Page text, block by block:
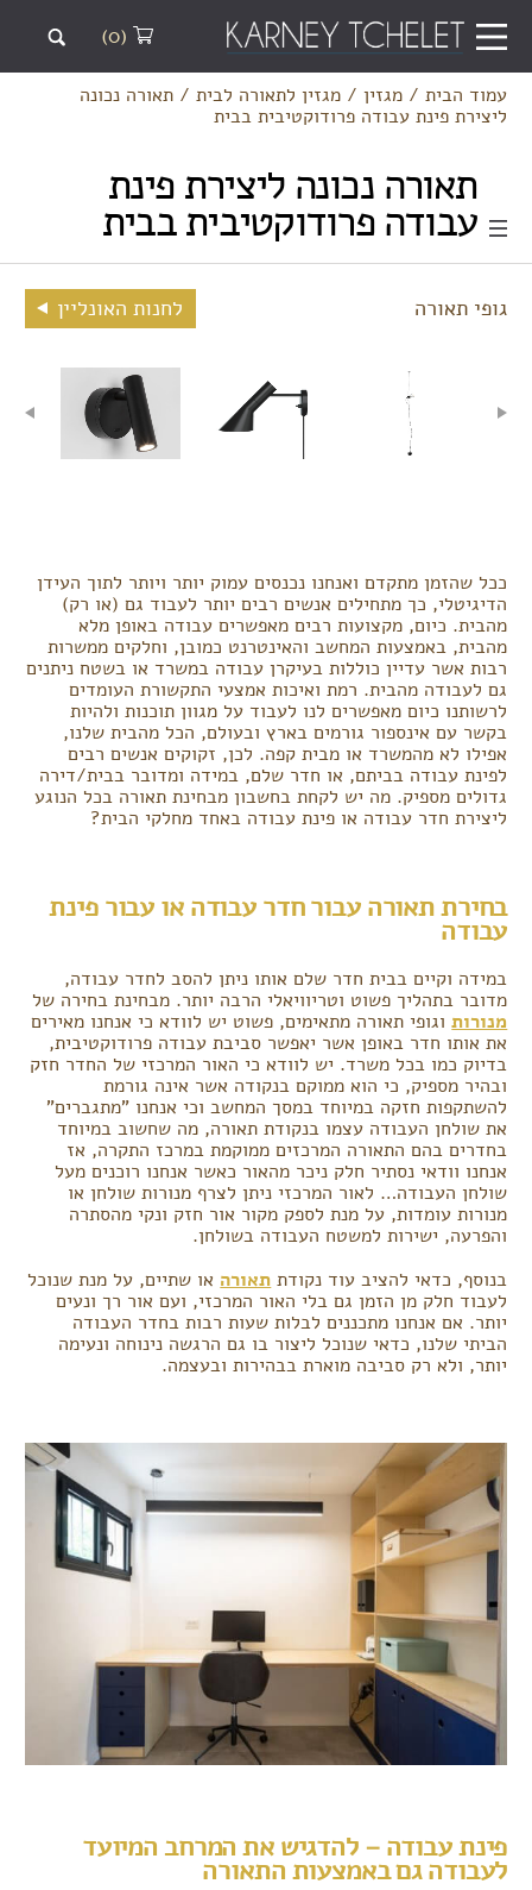
(0)
עמוד הבית/ מגזין/ מגזין לתאורה לבית/ תאורה נכונה
ליצירת פינת עבודה פרודוקטיבית בבית
תאורה נכונה ליצירת פינת
עבודה פרודוקטיבית בבית
גופי תאורה לחנות האונליין
ככל שהזמן מתקדם ואנחנו נכנסים עמוק יותר ויותר לתוך העידן
הדיגיטלי, כך מתחילים אנשים רבים יותר לעבוד גם (או רק)
מהבית. כיום, מקצועות רבים מאפשרים עבודה באופן מלא
מהבית, באמצעות המחשב והאינטרנט כמובן, וחלקים ממשרות
רבות אשר עדיין כוללות בעיקרן עבודה במשרד או בשטח ניתנים
גם לעבודה מהבית. רמת ואיכות אמצעי התקשורת העומדים
לרשותנו כיום מאפשרים לנו לעבוד על מגוון תוכנות ולהיות
בקשר עם אינספור גורמים בארץ ובעולם, הכל מהבית שלנו,
אפילו לא מהמשרד או מבית קפה. לכן, זקוקים אנשים רבים
לפינת עבודה בביתם, או חדר שלם, במידה ומדובר בבית/דירה
גדולים מספיק. מה יש לקחת בחשבון מבחינת תאורה בכל הנוגע
ליצירת חדר עבודה או פינת עבודה באחד מחלקי הבית?
בחירת תאורה עבור חדר עבודה או עבור פינת
עבודה
במידה וקיים בבית חדר שלם אותו ניתן להסב לחדר עבודה,
מדובר בתהליך פשוט וטריוויאלי הרבה יותר. מבחינת בחירה של
מנורותוגופי תאורה מתאימים, פשוט יש לוודא כי אנחנו מאירים
את אותו חדר באופן אשר יאפשר סביבת עבודה פרודוקטיבית,
בדיוק כמו בכל משרד. יש לוודא כי האור המרכזי של החדר חזק
ובהיר מספיק, כי הוא ממוקם בנקודה אשר אינה גורמת
להשתקפות חזקה במיוחד במסך המחשב וכי אנחנו "מתגברים"
את שולחן העבודה עצמו בנקודת תאורה, מה שחשוב במיוחד
בחדרים בהם התאורה המרכזים ממוקמת במרכז התקרה, אז
אנחנו וודאי נסתיר חלק ניכר מהאור כאשר אנחנו רוכנים מעל
שולחן העבודה… לאור המרכזי ניתן לצרף מנורות שולחן או
מנורות עומדות, על מנת לספק מקור אור חזק ונקי מהסתרה
והפרעה, ישירות למשטח העבודה בשולחן.
בנוסף, כדאי להציב עוד נקודת תאורה או שתיים, על מנת שנוכל
לעבוד חלק מן הזמן גם בלי האור המרכזי, ועם אור רך ונעים
יותר. אם אנחנו מתכננים לבלות שעות רבות בחדר העבודה
הביתי שלנו, כדאי שנוכל ליצור בו גם הרגשה נינוחה ונעימה
יותר, ולא רק סביבה מוארת בבהירות ובעצמה.
פינת עבודה – להדגיש את המרחב המיועד
לעבודה גם באמצעות התאורה